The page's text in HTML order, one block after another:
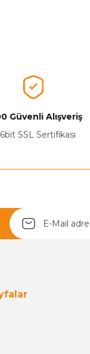
Güvenli Alışveriş
SSL Sertifikası